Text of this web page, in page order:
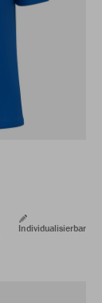
Individualisierbar